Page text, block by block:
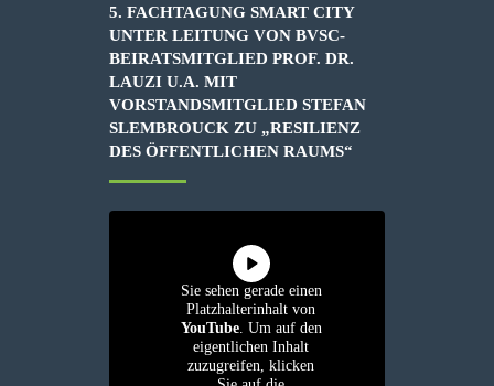
5. FACHTAGUNG SMART CITY
UNTER LEITUNG VON BVSC-
BEIRATSMITGLIED PROF. DR.
LAUZI U.A. MIT
VORSTANDSMITGLIED STEFAN
SLEMBROUCK ZU „RESILIENZ
DES ÖFFENTLICHEN RAUMS“
Sie sehen gerade einen
Platzhalterinhalt von
YouTube. Um auf den
eigentlichen Inhalt
zuzugreifen, klicken